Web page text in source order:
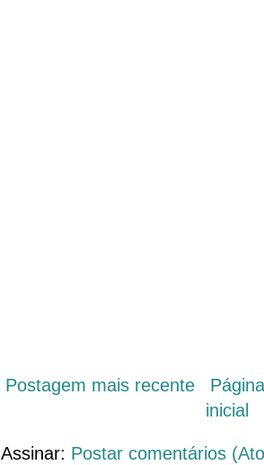
Postagem mais recente
inicial
Assinar: Postar comentários